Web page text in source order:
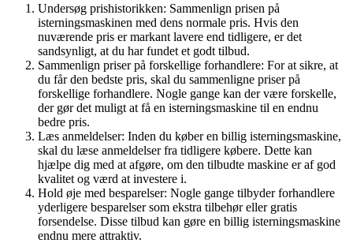
Undersøg prishistorikken: Sammenlign prisen på
isterningsmaskinen med dens normale pris. Hvis den
nuværende pris er markant lavere end tidligere, er det
sandsynligt, at du har fundet et godt tilbud.
Sammenlign priser på forskellige forhandlere: For at sikre, at
du får den bedste pris, skal du sammenligne priser på
forskellige forhandlere. Nogle gange kan der være forskelle,
der gør det muligt at få en isterningsmaskine til en endnu
bedre pris.
Læs anmeldelser: Inden du køber en billig isterningsmaskine,
skal du læse anmeldelser fra tidligere købere. Dette kan
hjælpe dig med at afgøre, om den tilbudte maskine er af god
kvalitet og værd at investere i.
Hold øje med besparelser: Nogle gange tilbyder forhandlere
yderligere besparelser som ekstra tilbehør eller gratis
forsendelse. Disse tilbud kan gøre en billig isterningsmaskine
endnu mere attraktiv.